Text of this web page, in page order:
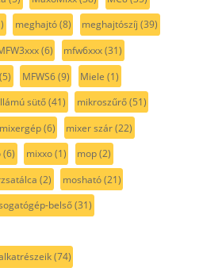
meghajtó(8) meghajtószíj (39)
(6) mfw6xxx(31)
(5) MFWS6(9) Miele (1)
sütő(41) mikroszűrő(51)
mixergép(6) mixer szár(22)
(6) mixxo(1) mop(2)
(2) mosható(21)
belső(31)
(74)